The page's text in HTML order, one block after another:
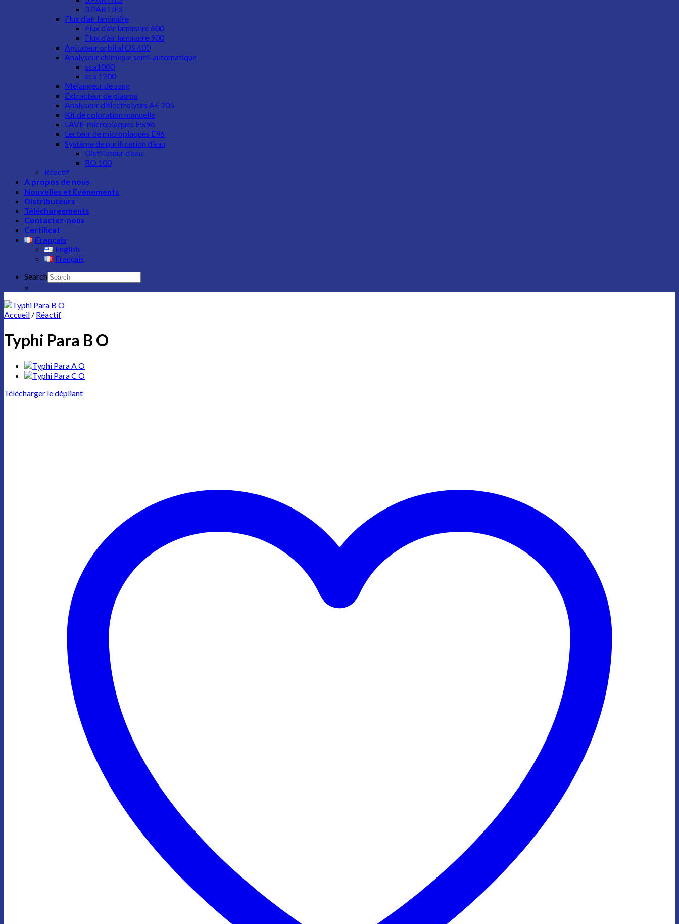
3 PARTIES
Flux d’air laminaire
Flux d’air laminaire 600
Flux d’air laminaire 900
Agitateur orbital OS 400
Analyseur chimique semi-automatique
sca1000
sca 1200
Mélangeur de sang
Extracteur de plasma
Analyseur d’électrolytes AE 205
Kit de coloration manuelle
LAVE-microplaques Ew96
Lecteur de microplaques E96
Système de purification d’eau
Distillateur d’eau
RO 100
Réactif
A propos de nous
Nouvelles et Evènements
Distributeurs
Téléchargements
Contactez-nous
Certificat
Français
English
Français
Search
×
Accueil / Réactif
Typhi Para B O
Télécharger le dépliant